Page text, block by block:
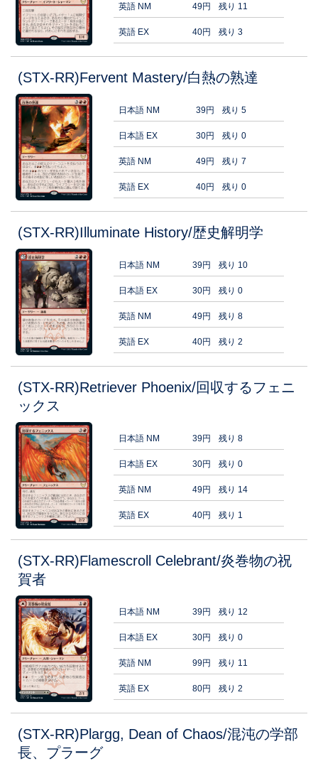
英語 NM 49円 残り 11
英語 EX 40円 残り 3
(STX-RR)Fervent Mastery/白熱の熟達
日本語 NM 39円 残り 5
日本語 EX 30円 残り 0
英語 NM 49円 残り 7
英語 EX 40円 残り 0
(STX-RR)Illuminate History/歴史解明学
日本語 NM 39円 残り 10
日本語 EX 30円 残り 0
英語 NM 49円 残り 8
英語 EX 40円 残り 2
(STX-RR)Retriever Phoenix/回収するフェニ
ックス
日本語 NM 39円 残り 8
日本語 EX 30円 残り 0
英語 NM 49円 残り 14
英語 EX 40円 残り 1
(STX-RR)Flamescroll Celebrant/炎巻物の祝
賀者
日本語 NM 39円 残り 12
日本語 EX 30円 残り 0
英語 NM 99円 残り 11
英語 EX 80円 残り 2
(STX-RR)Plargg, Dean of Chaos/混沌の学部
長、プラーグ